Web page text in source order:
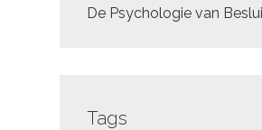
De Psychologie van
Tags